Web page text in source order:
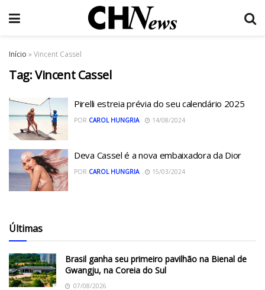
Início »Vincent Cassel
Tag:Vincent Cassel
Pirelli estreia prévia do seu calendário 2025
POR CAROL HUNGRIA 14/08/2024
Deva Cassel é a nova embaixadora da Dior
POR CAROL HUNGRIA 15/03/2024
Últimas
Brasil ganha seu primeiro pavilhão na Bienal de
Gwangju, na Coreia do Sul
07/08/2026